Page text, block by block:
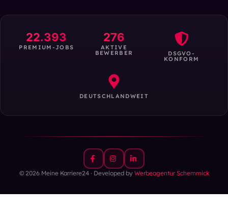
22.393
PREMIUM-JOBS
276
AKTIVE
BEWERBER DSGVO-
KONFORM
DEUTSCHLANDWEIT
© 2026 Meine Karriere24 · Developed by Werbeagentur Schemmick